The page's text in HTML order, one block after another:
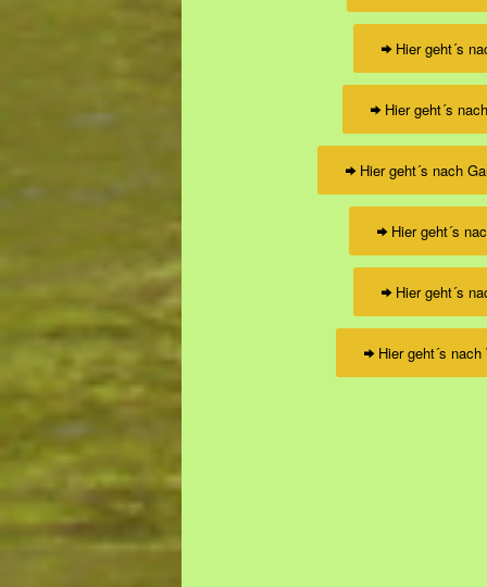
Hier geht´s
Hier geht´s
Hier geht´s nach
Hier geht´s
Hier geht´s
Hier geht´s